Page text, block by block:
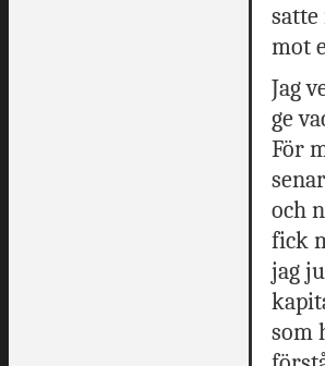
mot
Jag
ge
För
och
fick
jag
som